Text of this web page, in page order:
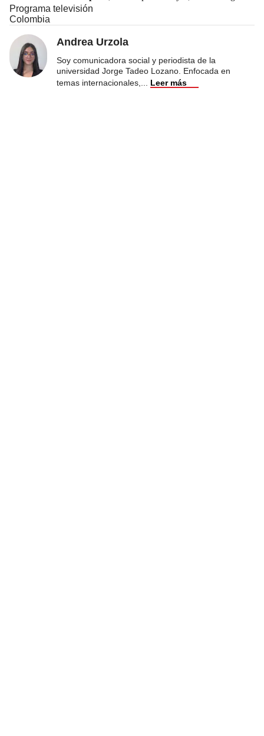
Programa televisión
Colombia
Andrea Urzola
Soy comunicadora social y periodista de la
universidad Jorge Tadeo Lozano. Enfocada en
temas internacionales,
Leer más